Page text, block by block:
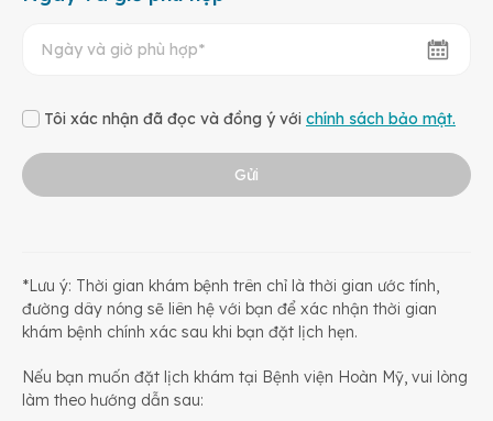
Tôi xác nhận đã đọc và đồng ý với chính sách bảo mật.
Gửi
*Lưu ý: Thời gian khám bệnh trên chỉ là thời gian ước tính,
đường dây nóng sẽ liên hệ với bạn để xác nhận thời gian
khám bệnh chính xác sau khi bạn đặt lịch hẹn.
Nếu bạn muốn đặt lịch khám tại Bệnh viện Hoàn Mỹ, vui lòng
làm theo hướng dẫn sau: